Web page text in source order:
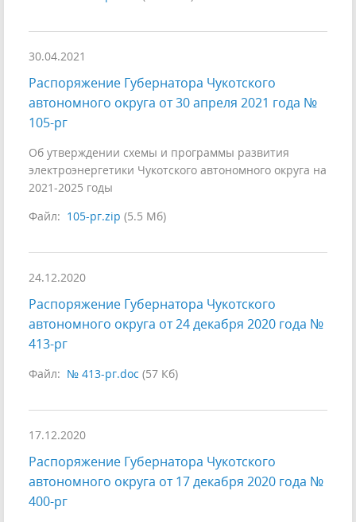
30.04.2021
Распоряжение Губернатора Чукотского
автономного округа от 30 апреля 2021 года №
105-рг
Об утверждении схемы и программы развития
электроэнергетики Чукотского автономного округа на
2021-2025 годы
Файл: 105-рг.zip (5.5 Мб)
24.12.2020
Распоряжение Губернатора Чукотского
автономного округа от 24 декабря 2020 года №
413-рг
Файл: № 413-рг.doc (57 Кб)
17.12.2020
Распоряжение Губернатора Чукотского
автономного округа от 17 декабря 2020 года №
400-рг